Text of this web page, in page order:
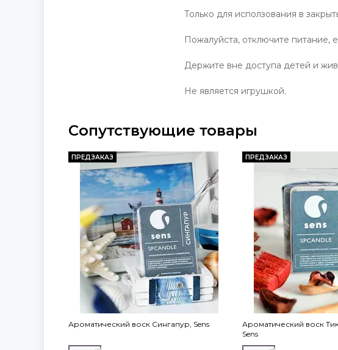
Только для исползования в
Пожалуйста, отключите питание,
Держите вне доступа детей и
Не является игрушкой.
Сопутствующие товары
ПРЕДЗАКАЗ
Ароматический воск Сингапур, Sens
ПРЕДЗАКАЗ
Ароматический воск
Sens